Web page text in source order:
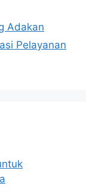
Adakan
Pelayanan